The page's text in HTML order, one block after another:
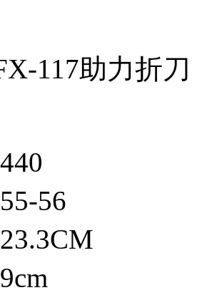
117助力折刀
56